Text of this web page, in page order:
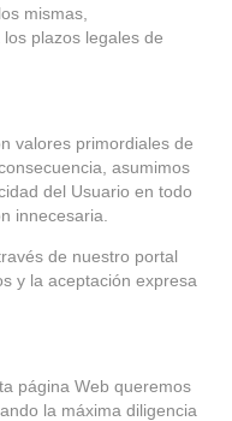
mismas,
plazos legales de
valores primordiales de
asumimos
del Usuario en todo
innecesaria.
de nuestro portal
y la aceptación expresa
página Web queremos
la máxima diligencia